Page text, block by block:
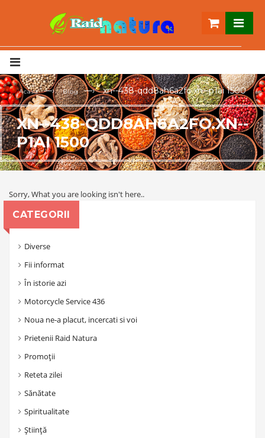
Acasa —› Blog —› xn--438-qdd8ah6a2fo.xn--p1ai 1500
XN--438-QDD8AH6A2FO.XN--
P1AI 1500
Sorry, What you are looking isn't here..
CATEGORII
Diverse
Fii informat
În istorie azi
Motorcycle Service 436
Noua ne-a placut, incercati si voi
Prietenii Raid Natura
Promoții
Reteta zilei
Sănătate
Spiritualitate
Știință